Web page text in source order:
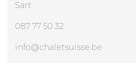
Sart
087 77 50 32
info@chaletsuisse.be